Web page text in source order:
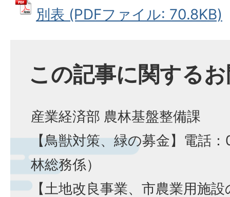
別表 (PDFファイル: 70.8KB)
この記事に関する
産業経済部 農林基盤整備課
【鳥獣対策、緑の募金】電話
林総務係）
【土地改良事業、市農業用施